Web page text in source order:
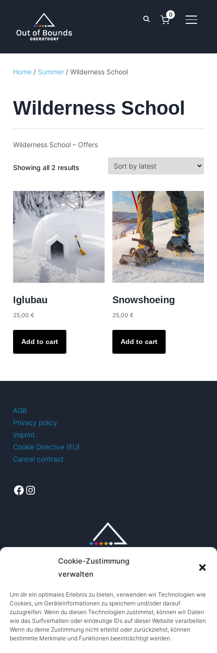
Cookie-Zustimmung
verwalten
Um dir ein optimales Erlebnis zu bieten, verwenden wir Technologien wie
Cookies, um Geräteinformationen zu speichern und/oder darauf
zuzugreifen. Wenn du diesen Technologien zustimmst, können wir Daten
wie das Surfverhalten oder eindeutige IDs auf dieser Website verarbeiten.
Wenn du deine Zustimmung nicht erteilst oder zurückziehst, können
bestimmte Merkmale und Funktionen beeinträchtigt werden.
0
Home/ Summer/ Wilderness School
Wilderness School
Wilderness School – Offers
Showing all 2 resultsSorted
latest
Iglubau
25,00 €
Add to cart
Snowshoeing
25,00 €
Add to cart
AGB
Privacy policy
Imprint
Cookie Directive (EU)
Cancel contract
Facebook
Instagram